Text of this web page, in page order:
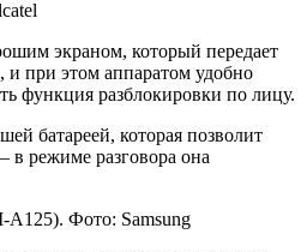
экраном, который передает
и при этом аппаратом удобно
функция разблокировки по лицу.
батареей, которая позволит
в режиме разговора она